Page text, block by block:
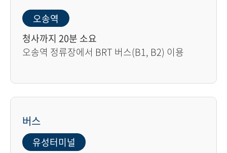
오송역
청사까지 20분 소요
오송역 정류장에서 BRT 버스(B1, B2) 이용
버스
유성터미널